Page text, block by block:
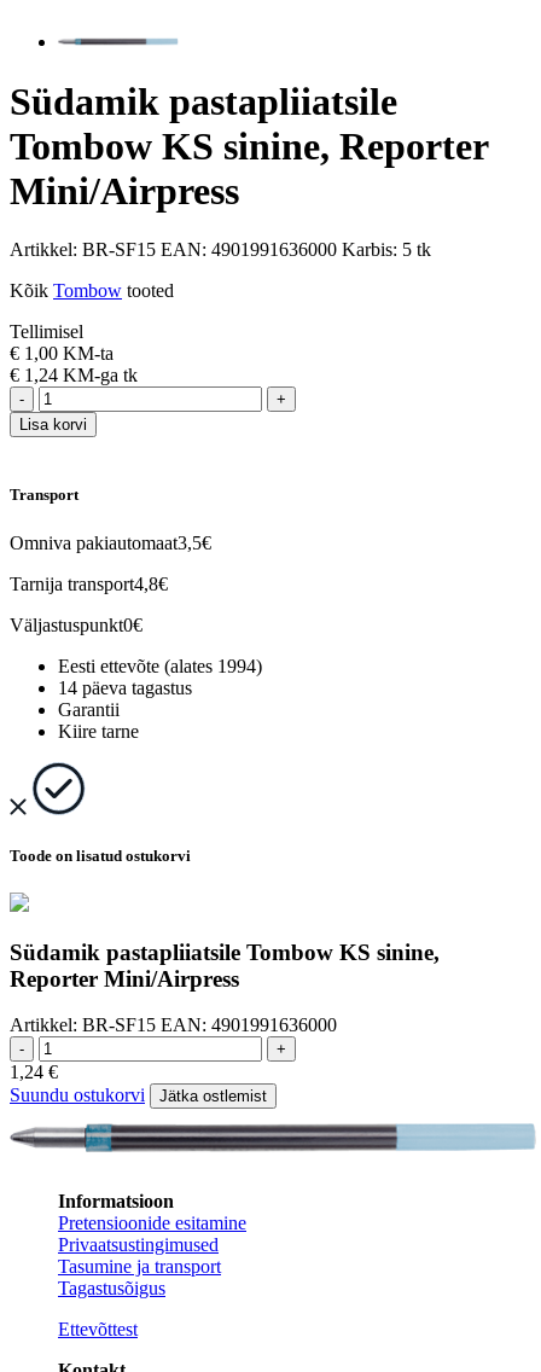
Südamik pastapliiatsile
Tombow KS sinine, Reporter
Mini/Airpress
Artikkel: BR-SF15 EAN: 4901991636000 Karbis: 5 tk
Kõik Tombow tooted
Tellimisel
€ 1,00 KM-ta
€ 1,24 KM-ga tk
-
+
Lisa korvi
Transport
Omniva pakiautomaat3,5€
Tarnija transport4,8€
Väljastuspunkt0€
Eesti ettevõte (alates 1994)
14 päeva tagastus
Garantii
Kiire tarne
Toode on lisatud ostukorvi
Südamik pastapliiatsile Tombow KS sinine,
Reporter Mini/Airpress
Artikkel: BR-SF15 EAN: 4901991636000
- +
1,24 €
Suundu ostukorvi
Jätka ostlemist
Informatsioon
Pretensioonide esitamine
Privaatsustingimused
Tasumine ja transport
Tagastusõigus
Ettevõttest